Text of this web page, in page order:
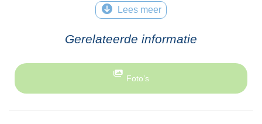
Lees meer
Gerelateerde informatie
Foto’s